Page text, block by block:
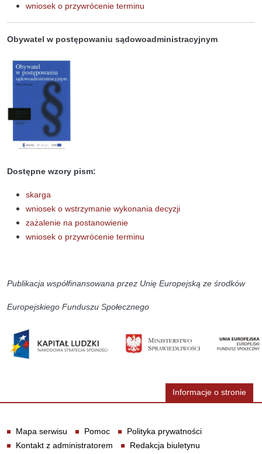
wniosek o przywrócenie terminu
Obywatel w postępowaniu sądowoadministracyjnym
Dostępne wzory pism:
skarga
wniosek o wstrzymanie wykonania decyzji
zażalenie na postanowienie
wniosek o przywrócenie terminu
Publikacja współfinansowana przez Unię Europejską ze środków
Europejskiego Funduszu Społecznego
Informacje o stronie
Mapa serwisu Pomoc
Polityka prywatności
Kontakt z administratorem
Redakcja biuletynu